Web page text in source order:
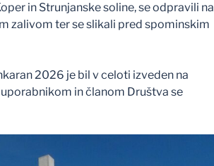
in Strunjanske soline, se odpravili na
zalivom ter se slikali pred spominskim
2026 je bil v celoti izveden na
in članom Društva se